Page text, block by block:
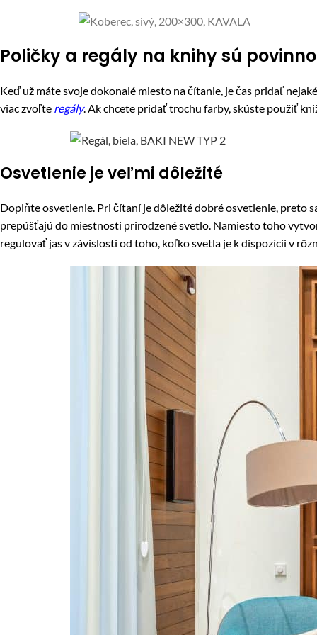
Poličky a regály na knihy sú
Keď už máte svoje dokonalé miesto na čítanie, je čas pridať
viac zvoľte regály. Ak chcete pridať trochu farby, skúste použiť
Osvetlenie je veľmi dôležité
Doplňte osvetlenie. Pri čítaní je dôležité dobré osvetlenie, preto
prepúšťajú do miestnosti prirodzené svetlo. Namiesto toho
regulovať jas v závislosti od toho, koľko svetla je k dispozícii v